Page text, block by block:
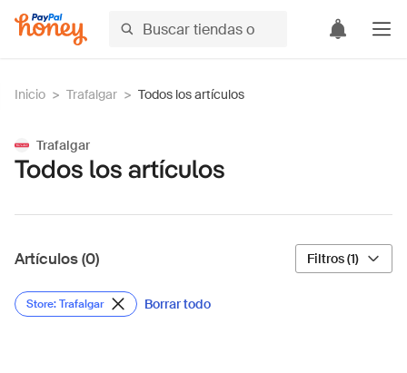
Inicio > Trafalgar > Todos los artículos
Trafalgar
Todos los artículos
Artículos (0) Filtros (1)
Store: Trafalgar Borrar todo